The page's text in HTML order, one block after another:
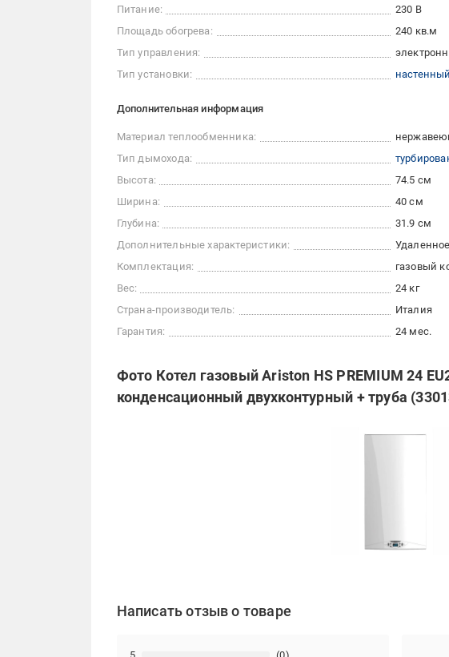
Питание:
230 В
Площадь обогрева:
240 кв.м
Тип управления:
Тип установки:
настенный
Дополнительная информация
Материал теплообменника:
Тип дымохода:
Высота:
74.5 см
Ширина:
40 см
Глубина:
31.9 см
Дополнительные характеристики:
Комплектация:
газовый
Вес:
24 кг
Страна-производитель:
Италия
Гарантия:
24 мес.
Фото Котел газовый Ariston HS PREMIUM 24
конденсационный двухконтурный + труба
Написать отзыв о товаре